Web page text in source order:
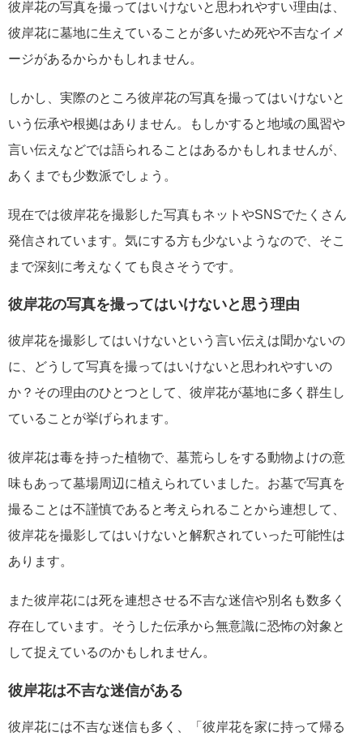
彼岸花の写真を撮ってはいけないと思われやすい理由は、
彼岸花に墓地に生えていることが多いため死や不吉なイメ
ージがあるからかもしれません。
しかし、実際のところ彼岸花の写真を撮ってはいけないと
いう伝承や根拠はありません。もしかすると地域の風習や
言い伝えなどでは語られることはあるかもしれませんが、
あくまでも少数派でしょう。
現在では彼岸花を撮影した写真もネットやSNSでたくさん
発信されています。気にする方も少ないようなので、そこ
まで深刻に考えなくても良さそうです。
彼岸花の写真を撮ってはいけないと思う理由
彼岸花を撮影してはいけないという言い伝えは聞かないの
に、どうして写真を撮ってはいけないと思われやすいの
か？その理由のひとつとして、彼岸花が墓地に多く群生し
ていることが挙げられます。
彼岸花は毒を持った植物で、墓荒らしをする動物よけの意
味もあって墓場周辺に植えられていました。お墓で写真を
撮ることは不謹慎であると考えられることから連想して、
彼岸花を撮影してはいけないと解釈されていった可能性は
あります。
また彼岸花には死を連想させる不吉な迷信や別名も数多く
存在しています。そうした伝承から無意識に恐怖の対象と
して捉えているのかもしれません。
彼岸花は不吉な迷信がある
彼岸花には不吉な迷信も多く、「彼岸花を家に持って帰る